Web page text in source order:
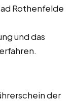
Rothenfelde
und das
der